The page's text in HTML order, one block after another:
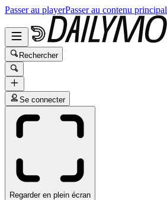
Passer au playerPasser au contenu principal
Rechercher
Se connecter
Regarder en plein écran